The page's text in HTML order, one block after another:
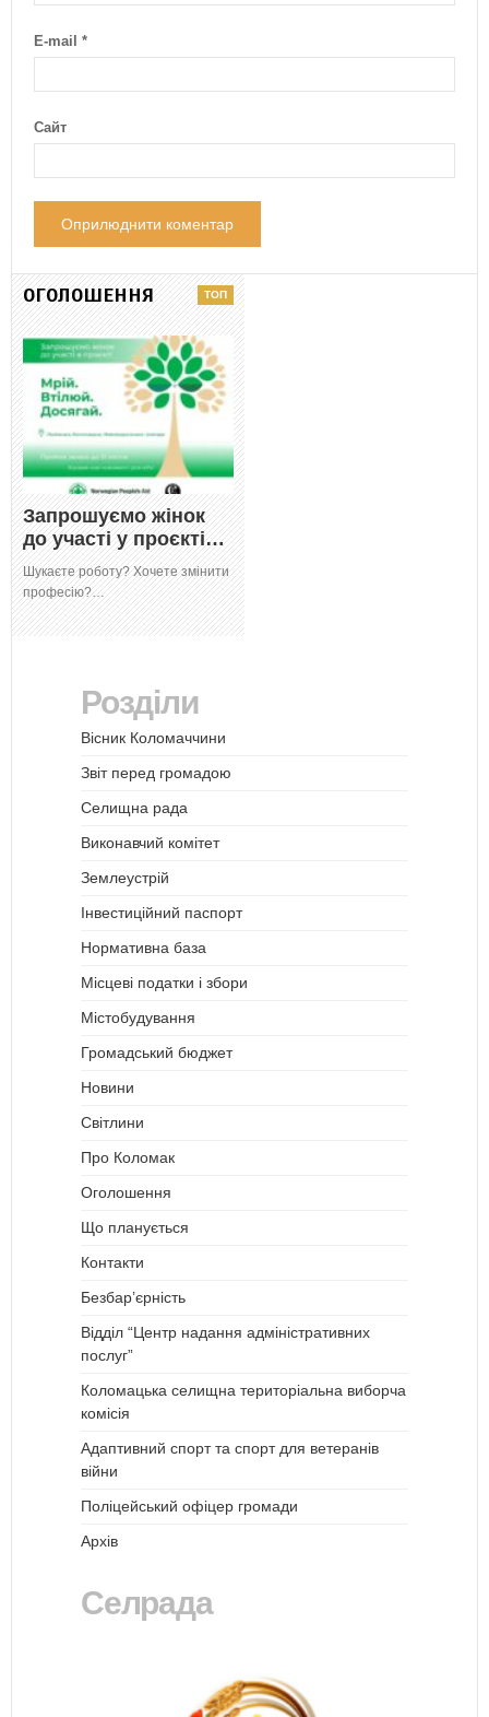
E-mail *
Сайт
ОГОЛОШЕННЯ
Запрошуємо жінок
до участі у проєкті…
Шукаєте роботу? Хочете змінити
професію?…
Розділи
Вісник Коломаччини
Звіт перед громадою
Селищна рада
Виконавчий комітет
Землеустрій
Інвестиційний паспорт
Нормативна база
Місцеві податки і збори
Містобудування
Громадський бюджет
Новини
Світлини
Про Коломак
Оголошення
Що планується
Контакти
Безбар’єрність
Відділ “Центр надання адміністративних
послуг”
Коломацька селищна територіальна виборча
комісія
Адаптивний спорт та спорт для ветеранів
війни
Поліцейський офіцер громади
Архів
Селрада